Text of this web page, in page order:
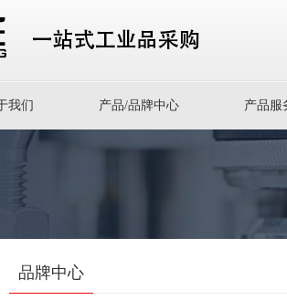
我们 产品/品牌中心 产品服
品牌中心